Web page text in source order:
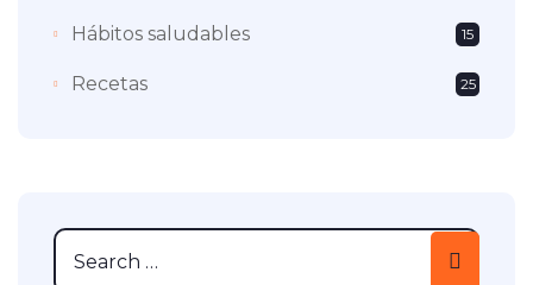
Hábitos saludables 15
Recetas 25